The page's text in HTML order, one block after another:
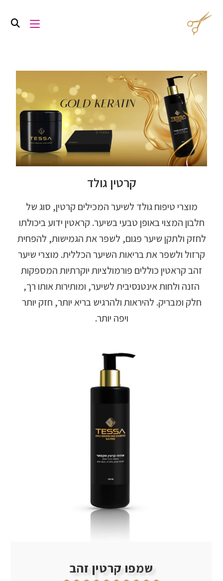
קרטין גולד
מוצרי טיפוח גולד לשיער המכילים קרטין, סוג של
חלבון המצוי באופן טבעי בשיער. קראטין ידוע ביכולתו
לחזק ולתקן שיער פגום, לשפר את הגמישות, להפחית
קרזול ולשפר את בריאות השיער הכללית. מוצרי שיער
זהב קראטין כוללים פורמולציות יוקרתיות המספקות
הזנה ולחות אינטנסיבית לשיער, ומותירות אותו רך,
חלק ומבריק. להיראות ולהרגיש בריא יותר, חזק יותר
ויפה יותר.
שמפו קרטין זהב